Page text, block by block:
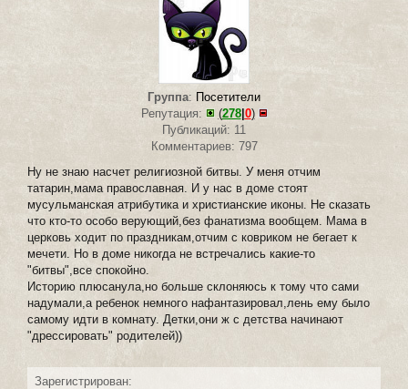
Группа: Посетители
Репутация:
(278| 0)
Публикаций: 11
Комментариев: 797
Ну не знаю насчет религиозной битвы. У меня отчим
татарин,мама православная. И у нас в доме стоят
мусульманская атрибутика и христианские иконы. Не сказать
что кто-то особо верующий,без фанатизма вообщем. Мама в
церковь ходит по праздникам,отчим с ковриком не бегает к
мечети. Но в доме никогда не встречались какие-то
"битвы",все спокойно.
Историю плюсанула,но больше склоняюсь к тому что сами
надумали,а ребенок немного нафантазировал,лень ему было
самому идти в комнату. Детки,они ж с детства начинают
"дрессировать" родителей))
Зарегистрирован: